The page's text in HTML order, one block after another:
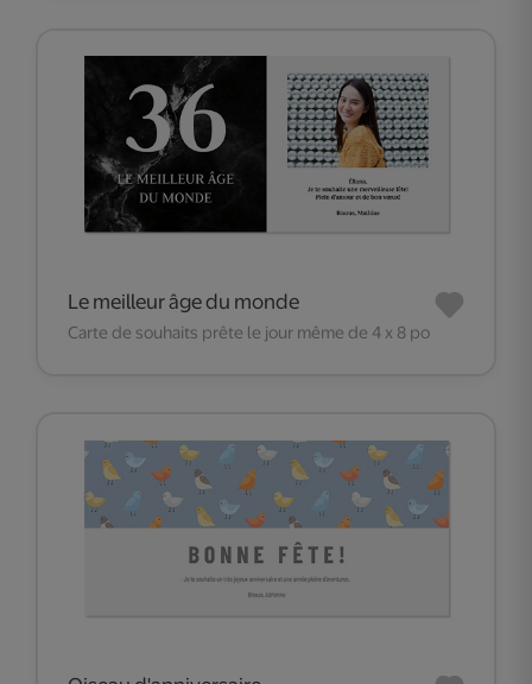
Le meilleur âge du monde
Carte de souhaits prête le jour même de 4 x 8 po